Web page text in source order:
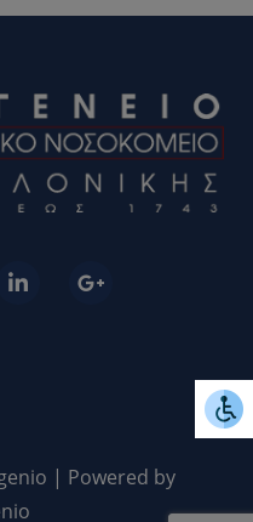
| Powered by